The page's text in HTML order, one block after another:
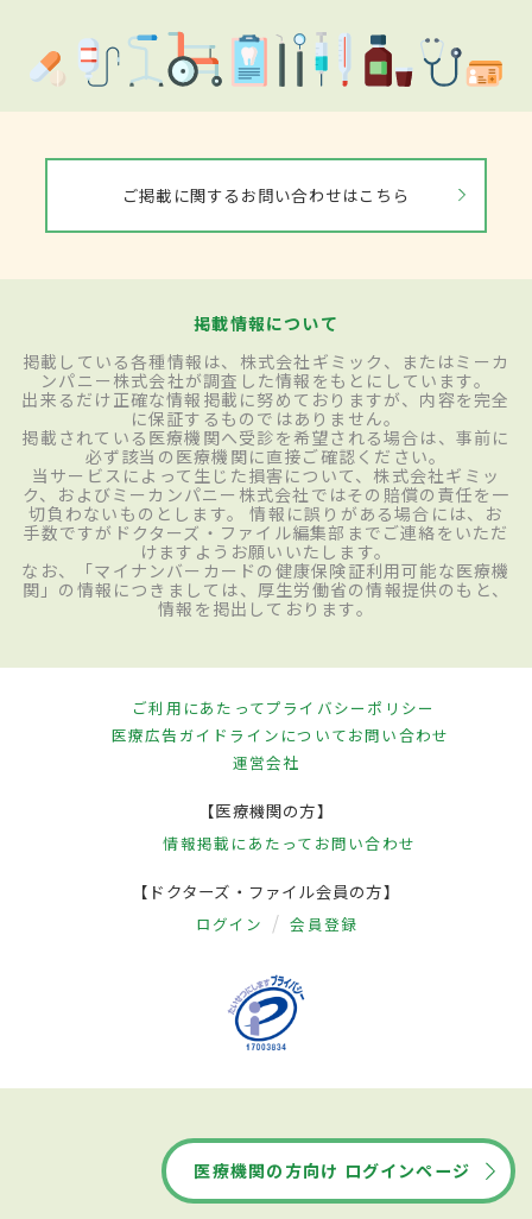
ご掲載に関するお問い合わせはこちら
掲載情報について
掲載している各種情報は、株式会社ギミック、またはミーカ
ンパニー株式会社が調査した情報をもとにしています。
出来るだけ正確な情報掲載に努めておりますが、内容を完全
に保証するものではありません。
掲載されている医療機関へ受診を希望される場合は、事前に
必ず該当の医療機関に直接ご確認ください。
当サービスによって生じた損害について、株式会社ギミッ
ク、およびミーカンパニー株式会社ではその賠償の責任を一
切負わないものとします。 情報に誤りがある場合には、お
手数ですがドクターズ・ファイル編集部までご連絡をいただ
けますようお願いいたします。
なお、「マイナンバーカードの健康保険証利用可能な医療機
関」の情報につきましては、厚生労働省の情報提供のもと、
情報を掲出しております。
ご利用にあたってプライバシーポリシー
医療広告ガイドラインについてお問い合わせ
運営会社
【医療機関の方】
情報掲載にあたって お問い合わせ
【ドクターズ・ファイル会員の方】
ログイン 会員登録
医療機関の方向け ログインページ